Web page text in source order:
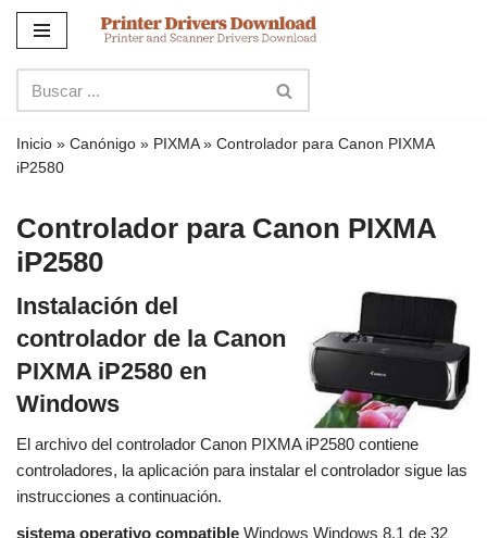
contenido
Inicio » Canónigo » PIXMA» Controlador para Canon PIXMA
iP2580
Controlador para Canon PIXMA
iP2580
Instalación del
controlador de la Canon
PIXMA iP2580 en
Windows
El archivo del controlador Canon PIXMA iP2580 contiene
controladores, la aplicación para instalar el controlador sigue las
instrucciones a continuación.
sistema operativo compatible Windows Windows 8.1 de 32